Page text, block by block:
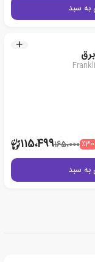
به سبد
٪30165،000115،499
به سبد